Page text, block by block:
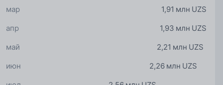
1,91 млн UZS
мар
1,93 млн UZS
апр
2,21 млн UZS
май
2,26 млн UZS
июн